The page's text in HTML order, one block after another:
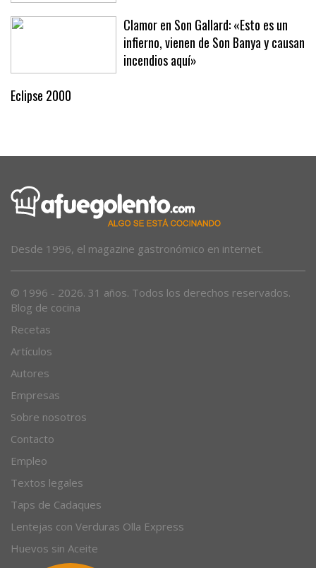
Clamor en Son Gallard: «Esto es un
infierno, vienen de Son Banya y causan
incendios aquí»
Eclipse 2000
Desde 1996, el magazine gastronómico en internet.
© 1996 - 2026. 31 años. Todos los derechos reservados.
Blog de cocina
Recetas
Artículos
Autores
Empresas
Sobre nosotros
Contacto
Empleo
Textos legales
Taps de Cadaques
Lentejas con Verduras Olla Express
Huevos sin Aceite